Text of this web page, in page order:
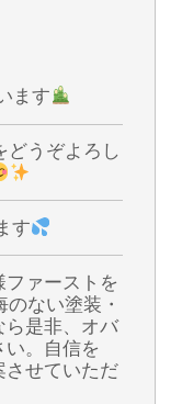
ます
どうぞよろし
す
ファーストを
のない塗装・
ら是非、オバ
い。自信を
させていただ